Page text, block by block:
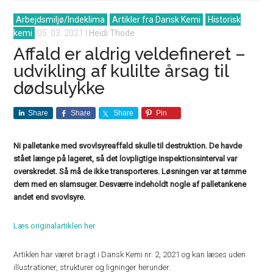
Arbejdsmiljø/Indeklima Artikler fra Dansk Kemi
Historisk
kemi
05. 03. 2021 Heidi Thode
Affald er aldrig veldefineret –
udvikling af kulilte årsag til
dødsulykke
Share Share Share Pin
Ni palletanke med svovlsyreaffald skulle til destruktion. De havde
stået længe på lageret, så det lovpligtige inspektionsinterval var
overskredet. Så må de ikke transporteres. Løsningen var at tømme
dem med en slamsuger. Desværre indeholdt nogle af palletankene
andet end svovlsyre.
Læs originalartiklen her
Artiklen har været bragt i Dansk Kemi nr. 2, 2021 og kan læses uden
illustrationer, strukturer og ligninger herunder.